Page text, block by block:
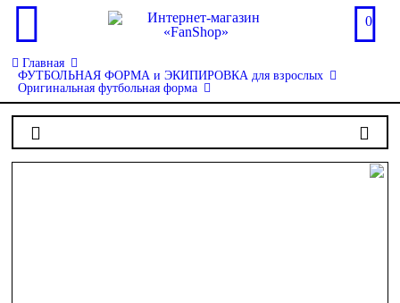
0
Главная
ФУТБОЛЬНАЯ ФОРМА и ЭКИПИРОВКА для взрослых
Оригинальная футбольная форма